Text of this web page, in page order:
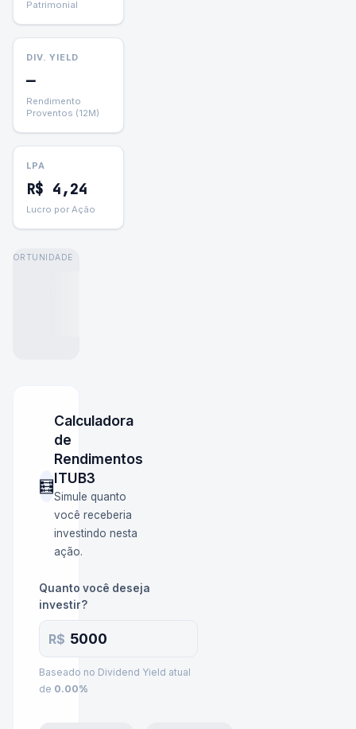
Patrimonial
DIV. YIELD
—
Rendimento
Proventos (12M)
LPA
R$ 4,24
Lucro por Ação
🧮
Calculadora
de
Rendimentos
ITUB3
Simule quanto
você receberia
investindo nesta
ação.
Quanto você deseja
investir?
R$
Baseado no Dividend Yield atual
de 0.00%